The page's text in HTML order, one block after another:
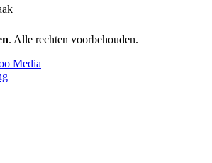
. Alle rechten voorbehouden.
Media